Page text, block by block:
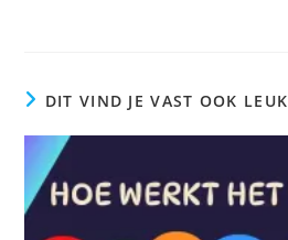
DIT VIND JE VAST OOK LEUK